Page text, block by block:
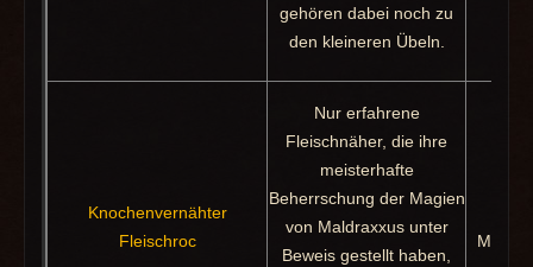
gehören dabei noch zu
den kleineren Übeln.
Knochenvernähter
Fleischroc
Nur erfahrene
Fleischnäher, die ihre
meisterhafte
Beherrschung der Magien
von Maldraxxus unter
Beweis gestellt haben,